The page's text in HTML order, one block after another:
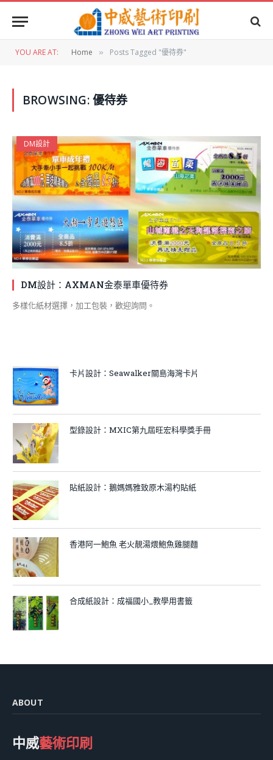
YOU ARE AT: Home » Posts Tagged "優待券"
BROWSING:優待券
DM設計
DM設計：AXMAN金泰單車優待券
多樣化紙材選擇，加工包裝，歡迎詢問。
卡片設計：Seawalker關島海灣卡片
型錄設計：MXIC第九屆旺宏科學獎手冊
貼紙設計：鵝媽媽雅致原木湯杓貼紙
香港阿一鮑魚 老火靚湯煨鮑魚雞腿麵
合成紙設計：成福國小_教學用書籤
ABOUT
中威藝術印刷